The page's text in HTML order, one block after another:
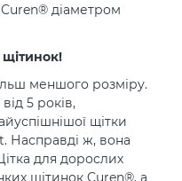
діаметром
щітинок!
меншого розміру.
5 років,
щітки
Насправді ж, вона
для дорослих
щітинок Curen®, а